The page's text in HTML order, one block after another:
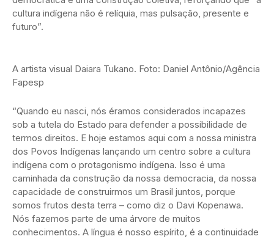
cultura indígena não é relíquia, mas pulsação, presente e
futuro”.
A artista visual Daiara Tukano. Foto: Daniel Antônio/Agência
Fapesp
“Quando eu nasci, nós éramos considerados incapazes
sob a tutela do Estado para defender a possibilidade de
termos direitos. E hoje estamos aqui com a nossa ministra
dos Povos Indígenas lançando um centro sobre a cultura
indígena com o protagonismo indígena. Isso é uma
caminhada da construção da nossa democracia, da nossa
capacidade de construirmos um Brasil juntos, porque
somos frutos desta terra – como diz o Davi Kopenawa.
Nós fazemos parte de uma árvore de muitos
conhecimentos. A língua é nosso espírito, é a continuidade